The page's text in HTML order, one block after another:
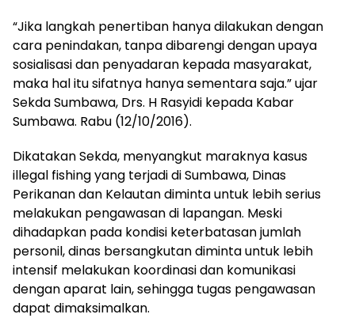
“Jika langkah penertiban hanya dilakukan dengan
cara penindakan, tanpa dibarengi dengan upaya
sosialisasi dan penyadaran kepada masyarakat,
maka hal itu sifatnya hanya sementara saja.” ujar
Sekda Sumbawa, Drs. H Rasyidi kepada Kabar
Sumbawa. Rabu (12/10/2016).
Dikatakan Sekda, menyangkut maraknya kasus
illegal fishing yang terjadi di Sumbawa, Dinas
Perikanan dan Kelautan diminta untuk lebih serius
melakukan pengawasan di lapangan. Meski
dihadapkan pada kondisi keterbatasan jumlah
personil, dinas bersangkutan diminta untuk lebih
intensif melakukan koordinasi dan komunikasi
dengan aparat lain, sehingga tugas pengawasan
dapat dimaksimalkan.